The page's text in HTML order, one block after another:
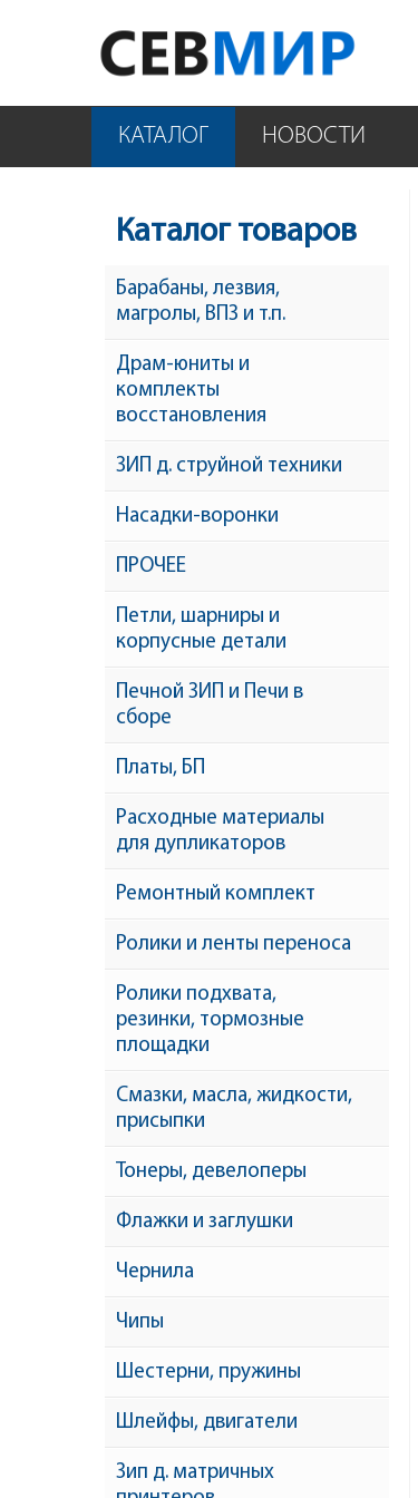
КАТАЛОГ НОВОСТИ
Каталог товаров
Барабаны, лезвия,
магролы, ВПЗ и т.п.
Драм-юниты и
комплекты
восстановления
ЗИП д. струйной техники
Насадки-воронки
ПРОЧЕЕ
Петли, шарниры и
корпусные детали
Печной ЗИП и Печи в
сборе
Платы, БП
Расходные материалы
для дупликаторов
Ремонтный комплект
Ролики и ленты переноса
Ролики подхвата,
резинки, тормозные
площадки
Смазки, масла, жидкости,
присыпки
Тонеры, девелоперы
Флажки и заглушки
Чернила
Чипы
Шестерни, пружины
Шлейфы, двигатели
Зип д. матричных